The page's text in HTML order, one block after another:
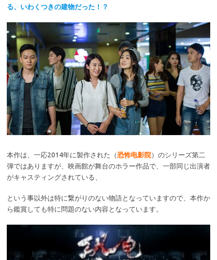
る、いわくつきの建物だった！？
本作は、一応2014年に製作された（恐怖电影院）のシリーズ第二
弾ではありますが、映画館が舞台のホラー作品で、一部同じ出演者
がキャスティングされている、
という事以外は特に繋がりのない物語となっていますので、本作か
ら鑑賞しても特に問題のない内容となっています。